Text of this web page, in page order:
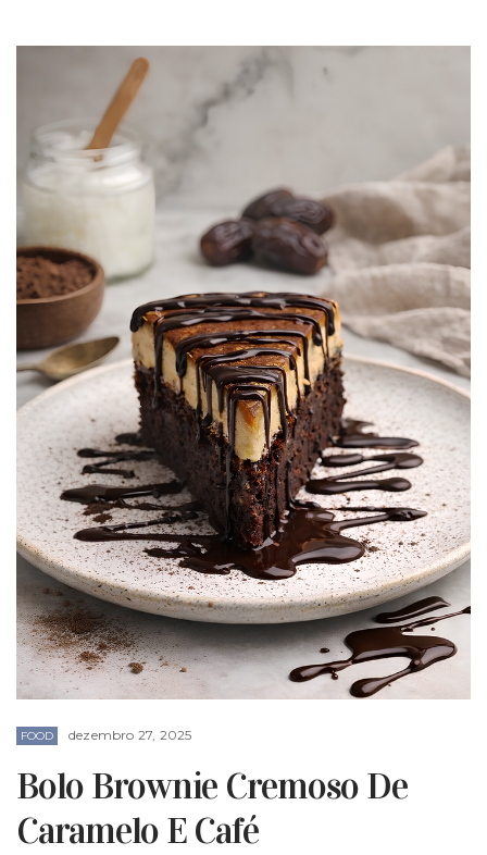
FOOD dezembro 27, 2025
Bolo Brownie Cremoso De
Caramelo E Café